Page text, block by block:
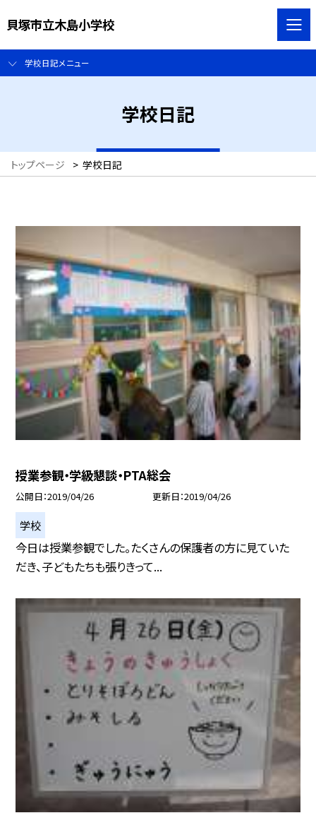
貝塚市立木島小学校
学校日記メニュー
学校日記
トップページ > 学校日記
授業参観・学級懇談・PTA総会
公開日 2019/04/26 更新日 2019/04/26
学校
今日は授業参観でした。たくさんの保護者の方に見ていた
だき、子どもたちも張りきって...